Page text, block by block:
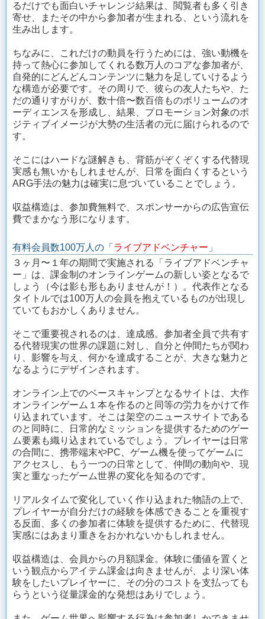
るだけでも面白いチャレンジ結果は、閲覧者も多く引き
寄せ、またその中から参加者が生まれる、という流れを
生み出します。
ちなみに、これだけの動員を行うためには、強い動機を
持って熱心に参加してくれる数万人のコアな参加者が、
自発的にどんどんコンテンツに魅力を足していけるよう
な構造が必要です。その周りで、彼らの友人たちや、た
だの通りすがりが、数十倍〜数百倍ものボリュームのオ
ーディエンスを形成し、結果、プロモーション対象のポ
ジティブイメージが大勢の生活者の元に届けられるので
す。
そこにはハードな謎解きも、背筋がぞくぞくする代替現
実感も無いかもしれませんが、日常を面白くするという
ARG手法の魅力は確実に息づいていることでしょう。
収益構造は、参加費無料で、スポンサーからの広告宣伝
費でまかなう形になります。
有料会員数100万人の「 ライブアドベンチャー 」
３ヶ月〜１年の期間で実施される「ライブアドベンチャ
ー」は、課金制のオンラインゲームの新しい姿となるで
しょう（今は影も形もありませんが！）。代表作となる
タイトルでは100万人の会員を抱えているものが出現し
ていてもおかしくありません。
そこで重要視されるのは、達成感。参加者全員で共有す
る代替現実の世界の課題に対し、自分と仲間たちが関わ
り、影響を与え、何かを達成することが、大きな魅力と
なるようにデザインされます。
オンライン上でのベースキャンプとなるサイトは、大作
オンラインゲーム１本を作るのと同等の労力をかけて作
り込まれています。そこは架空のニュースサイトである
のと同時に、日常的なミッションを提供するためのゲー
ム要素も織り込まれているでしょう。プレイヤーは日常
の合間に、携帯端末やPC、ゲーム機を使ってゲームに
アクセスし、もう一つの日常として、仲間の動向や、現
実と重なったゲーム世界の変化を知るのです。
リアルタイムで変化していく作り込まれた物語の上で、
プレイヤーが自分だけの経験を体感できることを重視す
る反面、多くの参加者に体験を提供するために、代替現
実感にはあまり重きをおかれないかもしれません。
収益構造は、会員からの月額課金。体験に価値を置くと
いう観点からアイテム課金は向きませんが、より深い体
験をしたいプレイヤーに、その分のコストを支払っても
らうという従量課金的な発想はありでしょう。